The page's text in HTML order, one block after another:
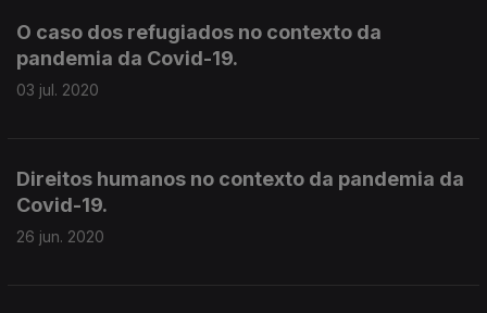
O caso dos refugiados no contexto da
pandemia da Covid-19.
03 jul. 2020
Direitos humanos no contexto da pandemia da
Covid-19.
26 jun. 2020